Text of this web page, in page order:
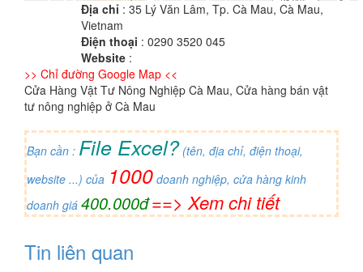
Địa chỉ : 35 Lý Văn Lâm, Tp. Cà Mau, Cà Mau,
Vietnam
Điện thoại : 0290 3520 045
Website :
>> Chỉ đường Google Map <<
Cửa Hàng Vật Tư Nông Nghiệp Cà Mau, Cửa hàng bán vật
tư nông nghiệp ở Cà Mau
Bạn cần : File Excel? (tên, địa chỉ, điện thoại,
website ...) của 1000 doanh nghiệp, cửa hàng kinh
doanh giá 400.000đ==> Xem chi tiết
Tin liên quan